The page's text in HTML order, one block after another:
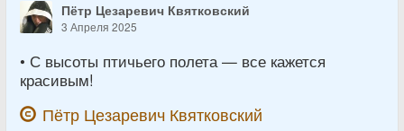
Пётр Цезаревич Квятковский
3 Апреля 2025
• С высоты птичьего полета — все кажется
красивым!
Пётр Цезаревич Квятковский